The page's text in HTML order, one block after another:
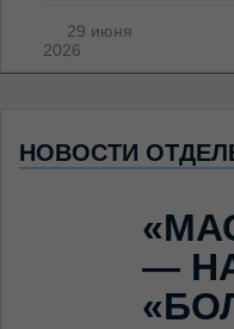
29 июня
2026
НОВОСТИ
—